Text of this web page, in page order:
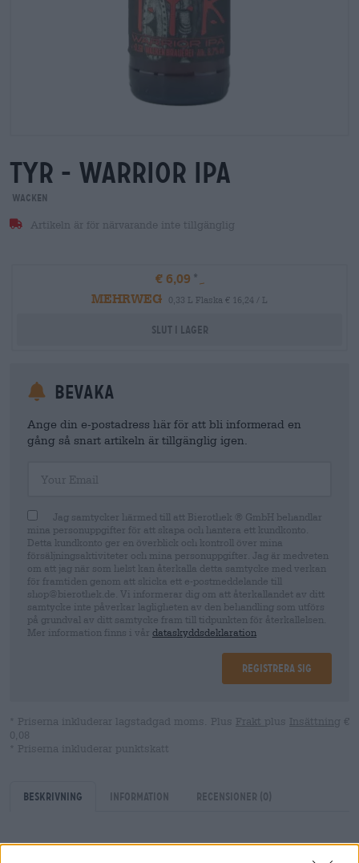
tyr - warrior ipa
Wacken
Artikeln är för närvarande inte tillgänglig
€ 6,09
MEHRWEG
0,33 L Flaska € 16,24 / L
Slut i lager
Bevaka
Ange din e-postadress här för att bli informerad en
gång så snart artikeln är tillgänglig igen.
Jag samtycker härmed till att Bierothek ® GmbH behandlar
mina personuppgifter för att skapa och hantera ett kundkonto.
Detta kundkonto ger en överblick och kontroll över mina
försäljningsaktiviteter och mina personuppgifter. Jag är medveten
om att jag när som helst kan återkalla detta samtycke med verkan
för framtiden genom att skicka ett e-postmeddelande till
shop@bierothek.de. Vi informerar dig om att återkallandet av ditt
samtycke inte påverkar lagligheten av den behandling som utförs
på grundval av ditt samtycke fram till tidpunkten för återkallelsen.
Mer information finns i vår dataskyddsdeklaration
Registrera sig
* Priserna inkluderar lagstadgad moms. Plus Frakt plus Insättning €
0,08
* Priserna inkluderar punktskatt
Beskrivning Information Recensioner (0)